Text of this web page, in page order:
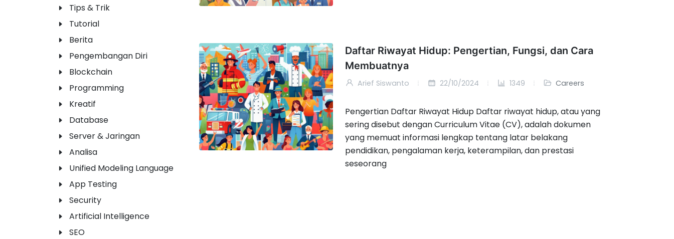
Daftar Riwayat Hidup: Pengertian, Fungsi, dan Cara
Membuatnya
Arief Siswanto 22/10/2024 1349 Careers
Pengertian Daftar Riwayat Hidup Daftar riwayat hidup, atau yang
sering disebut dengan Curriculum Vitae (CV), adalah dokumen
yang memuat informasi lengkap tentang latar belakang
pendidikan, pengalaman kerja, keterampilan, dan prestasi
seseorang
Tips & Trik
Tutorial
Berita
Pengembangan Diri
Blockchain
Programming
Kreatif
Database
Server & Jaringan
Analisa
Unified Modeling Language
App Testing
Security
Artificial Intelligence
SEO